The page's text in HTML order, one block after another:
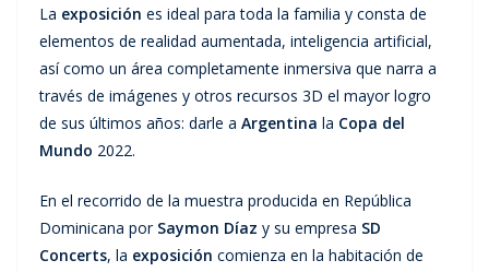
La exposición es ideal para toda la familia y consta de
elementos de realidad aumentada, inteligencia artificial,
así como un área completamente inmersiva que narra a
través de imágenes y otros recursos 3D el mayor logro
de sus últimos años: darle a Argentina la Copa del
Mundo 2022.
En el recorrido de la muestra producida en República
Dominicana por Saymon Díaz y su empresa SD
Concerts, la exposición comienza en la habitación de